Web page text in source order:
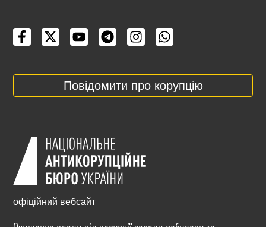
Повідомити про корупцію
офіційний вебсайт